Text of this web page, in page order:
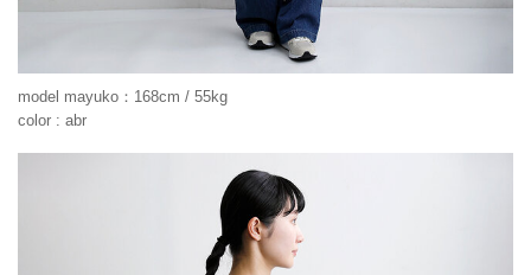
model mayuko：168cm / 55kg
color : abr